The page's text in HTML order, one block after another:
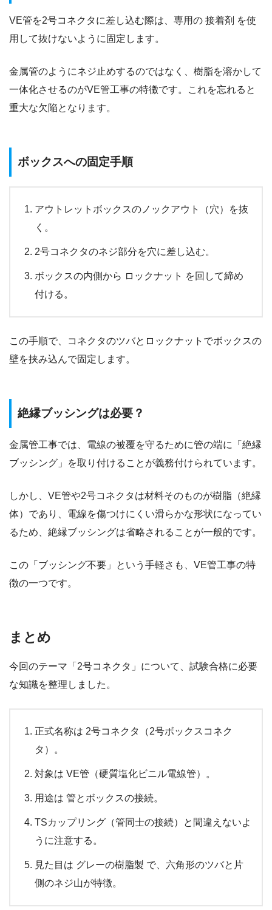
VE管を2号コネクタに差し込む際は、専用の 接着剤 を使
用して抜けないように固定します。
金属管のようにネジ止めするのではなく、樹脂を溶かして
一体化させるのがVE管工事の特徴です。これを忘れると
重大な欠陥となります。
ボックスへの固定手順
アウトレットボックスのノックアウト（穴）を抜
く。
2号コネクタのネジ部分を穴に差し込む。
ボックスの内側から ロックナット を回して締め
付ける。
この手順で、コネクタのツバとロックナットでボックスの
壁を挟み込んで固定します。
絶縁ブッシングは必要？
金属管工事では、電線の被覆を守るために管の端に「絶縁
ブッシング」を取り付けることが義務付けられています。
しかし、VE管や2号コネクタは材料そのものが樹脂（絶縁
体）であり、電線を傷つけにくい滑らかな形状になってい
るため、絶縁ブッシングは省略されることが一般的です。
この「ブッシング不要」という手軽さも、VE管工事の特
徴の一つです。
まとめ
今回のテーマ「2号コネクタ」について、試験合格に必要
な知識を整理しました。
正式名称は 2号コネクタ（2号ボックスコネク
タ）。
対象は VE管（硬質塩化ビニル電線管）。
用途は 管とボックスの接続。
TSカップリング（管同士の接続）と間違えないよ
うに注意する。
見た目は グレーの樹脂製 で、六角形のツバと片
側のネジ山が特徴。